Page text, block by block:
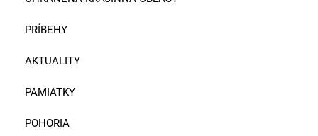
PRÍBEHY
AKTUALITY
PAMIATKY
POHORIA